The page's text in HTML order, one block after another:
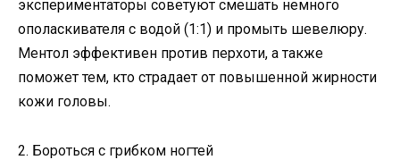
экспериментаторы советуют смешать немного
ополаскивателя с водой (1:1) и промыть шевелюру.
Ментол эффективен против перхоти, а также
поможет тем, кто страдает от повышенной жирности
кожи головы.
2. Бороться с грибком ногтей